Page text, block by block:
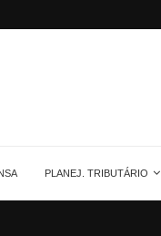
PLANEJ. TRIBUTÁRIO